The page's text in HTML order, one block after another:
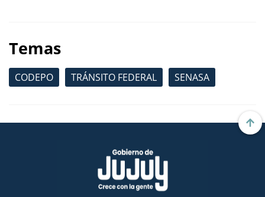
Temas
CODEPO TRÁNSITO FEDERAL SENASA